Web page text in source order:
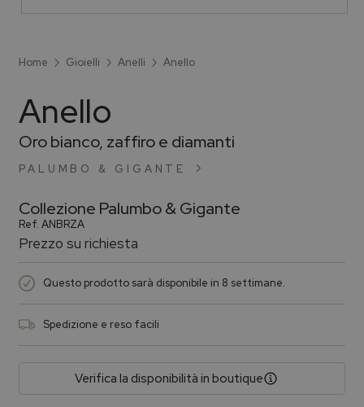
Home Gioielli Anelli Anello
PALUMBO & GIGANTE
Anello
Oro bianco, zaffiro e diamanti
Collezione Palumbo & Gigante
Ref. ANBRZA
Prezzo su richiesta
Questo prodotto sarà disponibile in 8 settimane.
Spedizione e reso facili
Verifica la disponibilità in boutique